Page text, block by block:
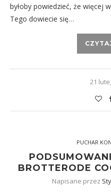
byłoby powiedzieć, że więcej
Tego dowiecie się…
21
PUCHAR
BROTTERODE
Napisane przez